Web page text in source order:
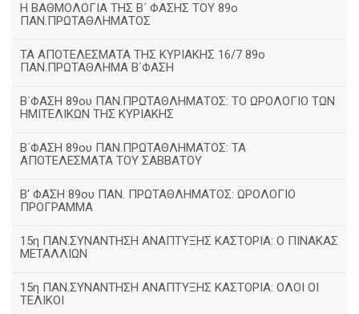
H ΒΑΘΜΟΛΟΓΙΑ ΤΗΣ Β΄ ΦΑΣΗΣ ΤΟΥ 89ο
ΠΑΝ.ΠΡΩΤΑΘΛΗΜΑΤΟΣ
ΤΑ ΑΠΟΤΕΛΕΣΜΑΤΑ ΤΗΣ ΚΥΡΙΑΚΗΣ 16/7 89ο
ΠΑΝ.ΠΡΩΤΑΘΛΗΜΑ Β΄ΦΑΣΗ
Β΄ΦΑΣΗ 89ου ΠΑΝ.ΠΡΩΤΑΘΛΗΜΑΤΟΣ: ΤΟ ΩΡΟΛΟΓΙΟ ΤΩΝ
ΗΜΙΤΕΛΙΚΩΝ ΤΗΣ ΚΥΡΙΑΚΗΣ
Β΄ΦΑΣΗ 89ου ΠΑΝ.ΠΡΩΤΑΘΛΗΜΑΤΟΣ: ΤΑ
ΑΠΟΤΕΛΕΣΜΑΤΑ ΤΟΥ ΣΑΒΒΑΤΟΥ
Β' ΦΑΣΗ 89ου ΠΑΝ. ΠΡΩΤΑΘΛΗΜΑΤΟΣ: ΩΡΟΛΟΓΙΟ
ΠΡΟΓΡΑΜΜΑ
15η ΠΑΝ.ΣΥΝΑΝΤΗΣΗ ΑΝΑΠΤΥΞΗΣ ΚΑΣΤΟΡΙΑ: Ο ΠΙΝΑΚΑΣ
ΜΕΤΑΛΛΙΩΝ
15η ΠΑΝ.ΣΥΝΑΝΤΗΣΗ ΑΝΑΠΤΥΞΗΣ ΚΑΣΤΟΡΙΑ: ΟΛΟΙ ΟΙ
ΤΕΛΙΚΟΙ